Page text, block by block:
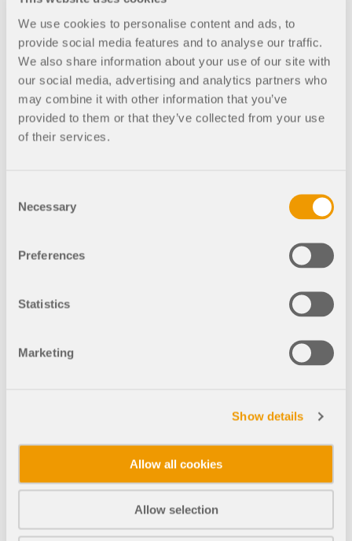
We use cookies to personalise content and ads, to
provide social media features and to analyse our traffic.
We also share information about your use of our site with
our social media, advertising and analytics partners who
may combine it with other information that you’ve
provided to them or that they’ve collected from your use
of their services.
Selection
Necessary
Preferences
Statistics
Marketing
Show details
Allow all cookies
Allow selection
als Funktion der Zeit definieren. Die
Zeitverlaufsanalyse wird mit Hilfe der
Modalanalyse oder des linearen impliziten
Newmark-Lösers realisiert.
Das Add-On Modelloptimierung findet geeignete
mithilfe der künstlichen Intelligenz (KI)-Technik der
Partikelschwarmoptimierung (PSO), um gängige
Spannungsanalyse von Stab- und Flächen-Tra
Spannungs-Dehnungs-Berechnung für RSTAB 9 Add-